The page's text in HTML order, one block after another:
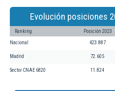
Evolución posiciones
Ranking Posición 2023
Nacional 423.887
Madrid 72.605
Sector CNAE 6820 11.824